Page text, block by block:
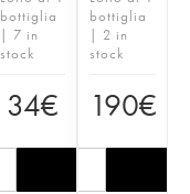
bottiglia
| 7 in
stock
34€
bottiglia
| 2 in
stock
190€